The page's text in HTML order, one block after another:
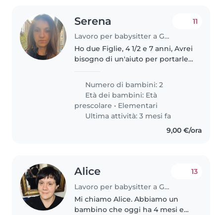
Serena
Lavoro per babysitter a Genova
11
Ho due Figlie, 4 1/2 e 7 anni, Avrei
bisogno di un'aiuto per portarle
Occasionalmente qualche volta
andarle a prendere a scuola ed
adottare il mio arrivo
Numero di bambini: 2
Età dei bambini: Età
prescolare • Elementari
Ultima attività: 3 mesi fa
9,00 €/ora
Alice
Lavoro per babysitter a Genova
13
Mi chiamo Alice. Abbiamo un
bambino che oggi ha 4 mesi e